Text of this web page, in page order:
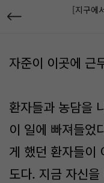
[지구에
자준이 이곳에 근
환자들과 농담을
이 일에 빠져들었
게 했던 환자들이
도다. 지금 자신